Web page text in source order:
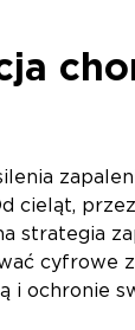
cieląt,
strategia
cyfrowe
i ochronie